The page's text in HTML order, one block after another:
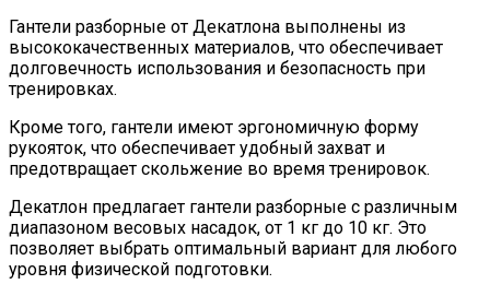
Гантели разборные от Декатлона выполнены из
высококачественных материалов, что обеспечивает
долговечность использования и безопасность при
тренировках.
Кроме того, гантели имеют эргономичную форму
рукояток, что обеспечивает удобный захват и
предотвращает скольжение во время тренировок.
Декатлон предлагает гантели разборные с различным
диапазоном весовых насадок, от 1 кг до 10 кг. Это
позволяет выбрать оптимальный вариант для любого
уровня физической подготовки.